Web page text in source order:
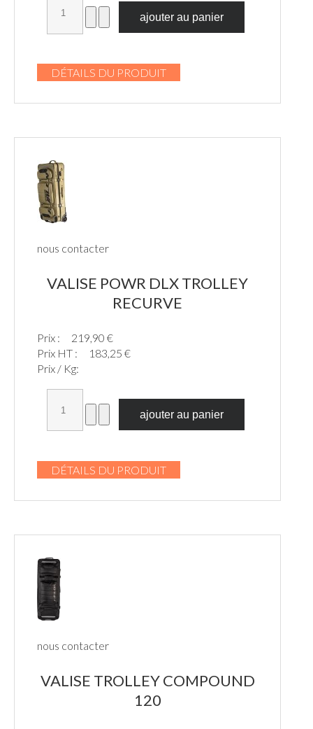
DÉTAILS DU PRODUIT
nous contacter
VALISE POWR DLX TROLLEY
RECURVE
Prix :
219,90 €
Prix HT :
183,25 €
Prix / Kg:
DÉTAILS DU PRODUIT
nous contacter
VALISE TROLLEY COMPOUND
120